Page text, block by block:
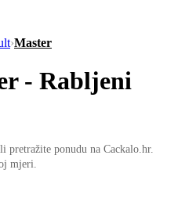
›Master
- Rabljeni
pretražite ponudu na Cackalo.hr.
mjeri.